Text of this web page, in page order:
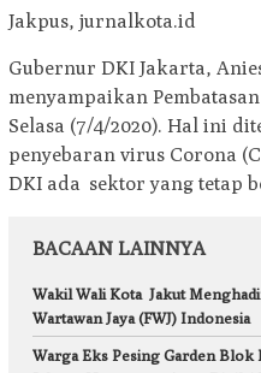
Jakpus, jurnalkota.id
Gubernur DKI Jakarta,
menyampaikan
Selasa (7/4/2020). Hal ini
penyebaran virus Corona
DKI ada sektor yang tetap
BACAAN LAINNYA
Wakil Wali Kota Jakut
Wartawan Jaya (FWJ) Indonesia
Warga Eks Pesing Garden